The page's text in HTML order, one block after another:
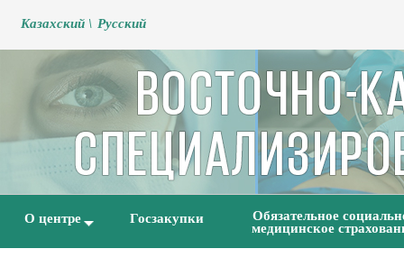
Kазахский \ Русский
О центре Госзакупки Обязательное
медицинское